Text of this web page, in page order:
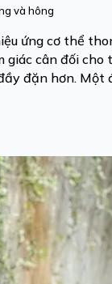
và hông
ứng cơ thể
giác cân đối
đặn hơn. Một